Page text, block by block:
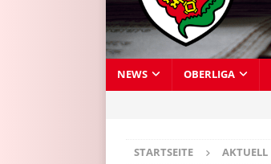
NEWS OBERLIGA
STARTSEITE AKTUELL